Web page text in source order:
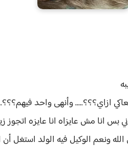
ازاي؟؟؟..... وأنهى واحد
بس انا مش عايزاه انا عايزه اتجوز
ونعم الوكيل فيه الولد استغل